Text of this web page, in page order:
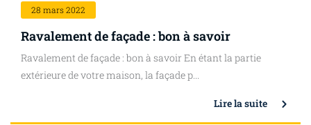
28 mars 2022
Ravalement de façade : bon à savoir
Ravalement de façade : bon à savoir En étant la partie
extérieure de votre maison, la façade p...
Lire la suite